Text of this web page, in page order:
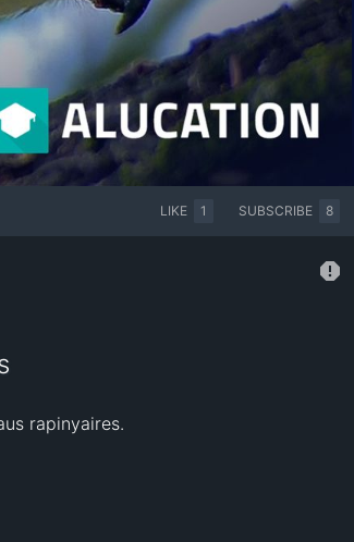
LIKE 1 SUBSCRIBE 8
rapinyaires.